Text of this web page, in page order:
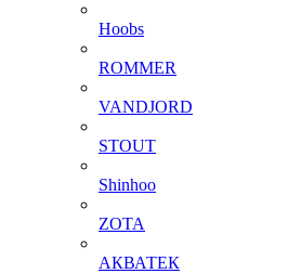
Hoobs
ROMMER
VANDJORD
STOUT
Shinhoo
ZOTA
АКВАТЕК